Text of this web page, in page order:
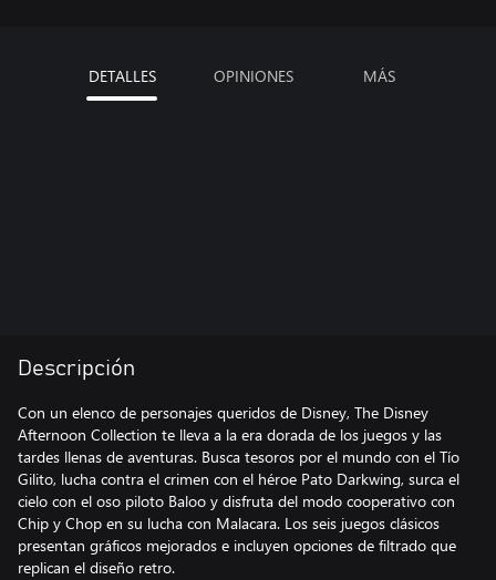
DETALLES OPINIONES MÁS
Descripción
Con un elenco de personajes queridos de Disney, The Disney
Afternoon Collection te lleva a la era dorada de los juegos y las
tardes llenas de aventuras. Busca tesoros por el mundo con el Tío
Gilito, lucha contra el crimen con el héroe Pato Darkwing, surca el
cielo con el oso piloto Baloo y disfruta del modo cooperativo con
Chip y Chop en su lucha con Malacara. Los seis juegos clásicos
presentan gráficos mejorados e incluyen opciones de filtrado que
replican el diseño retro.